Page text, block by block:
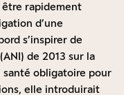
rapidement
d’une
s’inspirer de
de 2013 sur la
santé obligatoire pour
elle introduirait